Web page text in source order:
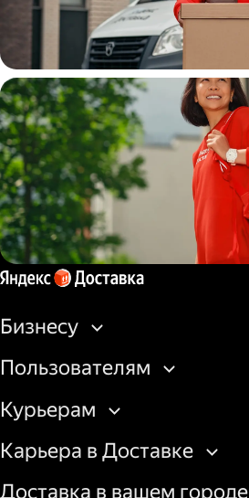
Водитель
грузовой машины
Пеший курьер
Бизнесу
Пользователям
Курьерам
Карьера в Доставке
Доставка в вашем городе